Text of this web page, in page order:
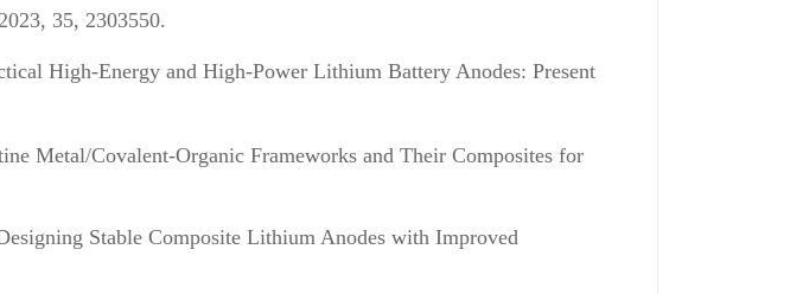
35, 2303550.
High-Energy and High-Power Lithium Battery Anodes: Present
Metal/Covalent-Organic Frameworks and Their Composites for
Stable Composite Lithium Anodes with Improved